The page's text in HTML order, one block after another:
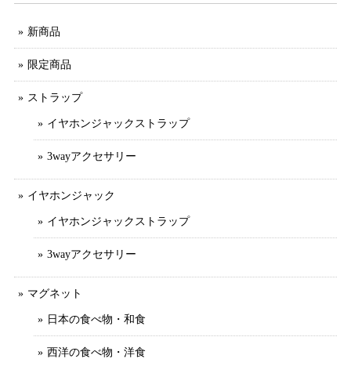
新商品
限定商品
ストラップ
イヤホンジャックストラップ
3wayアクセサリー
イヤホンジャック
イヤホンジャックストラップ
3wayアクセサリー
マグネット
日本の食べ物・和食
西洋の食べ物・洋食